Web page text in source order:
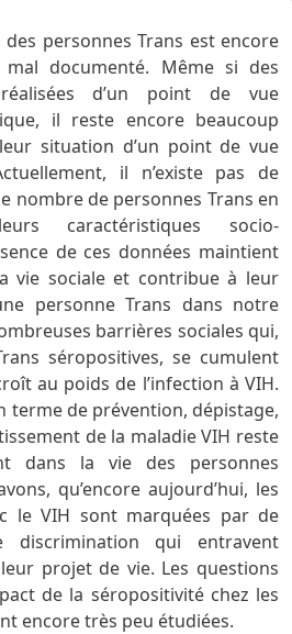
personnes Trans est encore
documenté. Même si des
d’un point de vue
il reste encore beaucoup
situation d’un point de vue
il n’existe pas de
nombre de personnes Trans en
caractéristiques socio-
de ces données maintient
vie sociale et contribue à leur
personne Trans dans notre
barrières sociales qui,
séropositives, se cumulent
au poids de l’infection à VIH.
terme de prévention, dépistage,
de la maladie VIH reste
dans la vie des personnes
qu’encore aujourd’hui, les
le VIH sont marquées par de
discrimination qui entravent
projet de vie. Les questions
de la séropositivité chez les
encore très peu étudiées.